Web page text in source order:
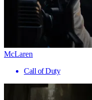
McLaren
Call of Duty